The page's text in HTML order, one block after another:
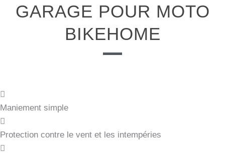
GARAGE POUR MOTO
BIKEHOME
Maniement simple
Protection contre le vent et les intempéries